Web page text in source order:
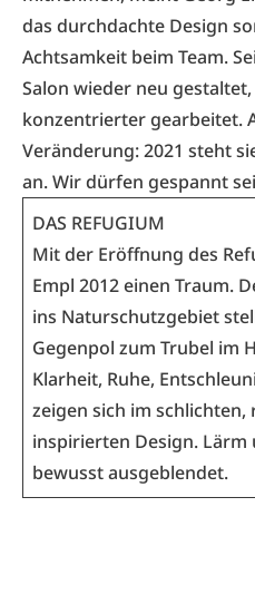
das durchdachte Design
Achtsamkeit beim Team.
Salon wieder neu
konzentrierter gearbeitet.
Veränderung: 2021 steht
an. Wir dürfen gespannt
DAS REFUGIUM
Mit der Eröffnung des
Empl 2012 einen Traum.
ins Naturschutzgebiet
Gegenpol zum Trubel im
Klarheit, Ruhe,
zeigen sich im
inspirierten Design.
bewusst ausgeblendet.